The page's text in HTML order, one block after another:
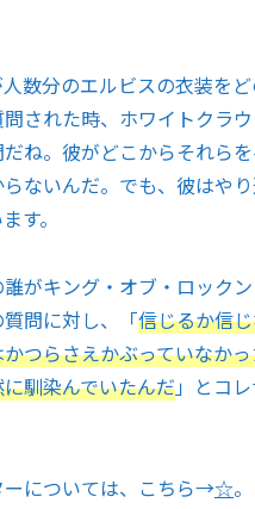
数分のエルビスの衣装を
された時、ホワイトクラ
ね。彼がどこからそれら
ないんだ。でも、彼はや
す。
がキング・オブ・ロック
問に対し、「信じるか信
つらさえかぶっていなか
馴染んでいたんだ」とコ
については、こちら→☆。